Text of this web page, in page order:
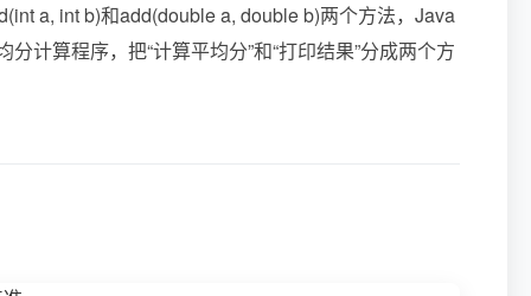
a, int b)和add(double a, double b)两个方法，Java
计算程序，把“计算平均分”和“打印结果”分成两个方